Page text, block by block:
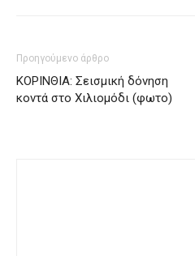
Προηγούμενο άρθρο
ΚΟΡΙΝΘΙΑ: Σεισμική δόνηση
κοντά στο Χιλιομόδι (φωτο)